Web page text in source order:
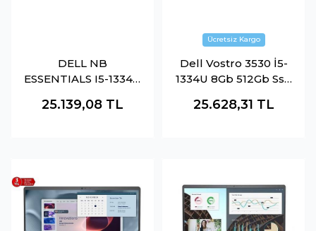
DELL NB
ESSENTIALS I5-1334U
PV15250_RPLU_005_
25.139,08 TL
Dell Vostro 3530 İ5-
1334U 8Gb 512Gb Ssd
N3409Pvnb3530U
25.628,31 TL